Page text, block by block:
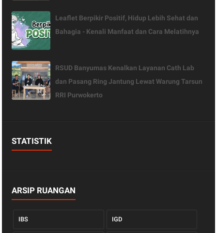
Leaflet Berpikir Positif, Hidup Lebih Sehat dan
Bahagia - Kenali Manfaat dan Cara Melatihnya
RSUD Banyumas Kenalkan Layanan Cath Lab
dan Pasang Ring Jantung Lewat Warung Tarsun
RRI Purwokerto
STATISTIK
ARSIP RUANGAN
IBS IGD